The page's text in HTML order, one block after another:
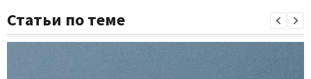
Статьи по теме